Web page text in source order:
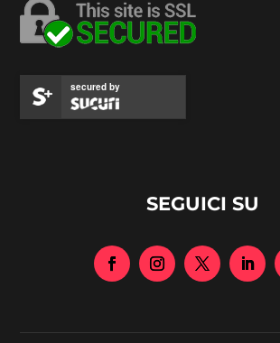
secured by
SEGUICI SU